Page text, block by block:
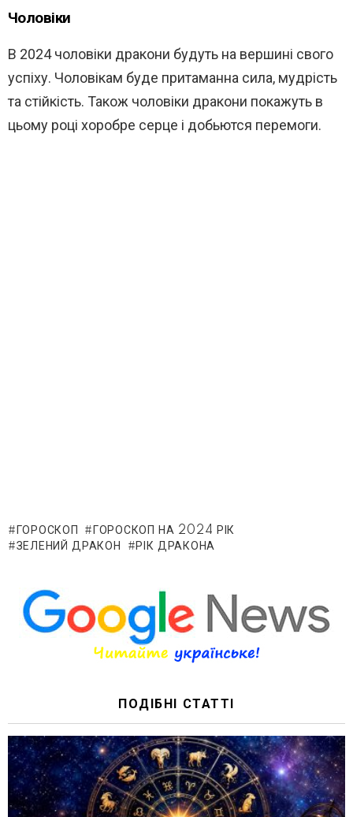
Чоловіки
В 2024 чоловіки дракони будуть на вершині свого
успіху. Чоловікам буде притаманна сила, мудрість
та стійкість. Також чоловіки дракони покажуть в
цьому році хоробре серце і добьются перемоги.
ГОРОСКОП
ГОРОСКОП НА 2024 РІК
ЗЕЛЕНИЙ ДРАКОН
РІК ДРАКОНА
ПОДІБНІ СТАТТІ